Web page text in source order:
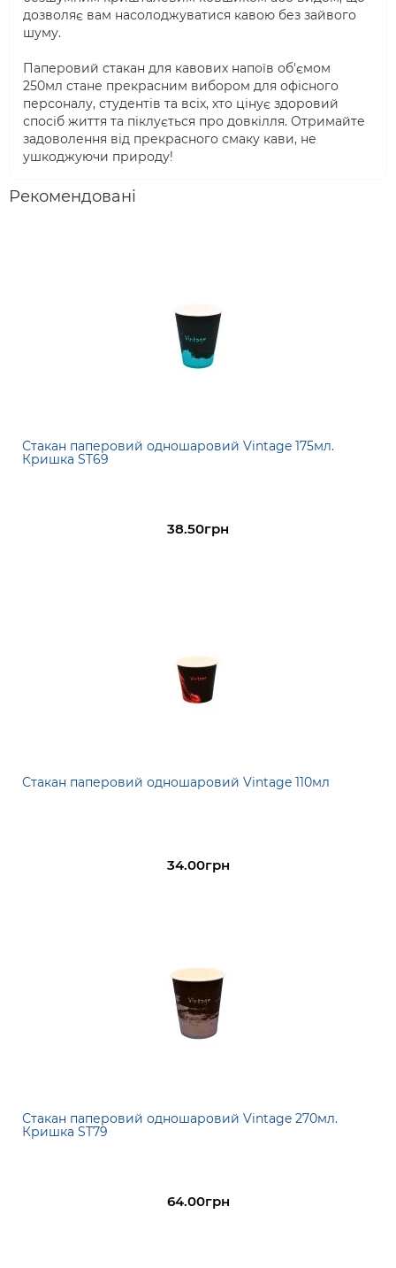
дозволяє вам насолоджуватися кавою без зайвого
шуму.
Паперовий стакан для кавових напоїв об'ємом
250мл стане прекрасним вибором для офісного
персоналу, студентів та всіх, хто цінує здоровий
спосіб життя та піклується про довкілля. Отримайте
задоволення від прекрасного смаку кави, не
ушкоджуючи природу!
Рекомендовані
Стакан паперовий одношаровий Vintage 175мл.
Кришка ST69
38.50грн
Стакан паперовий одношаровий Vintage 110мл
34.00грн
Стакан паперовий одношаровий Vintage 270мл.
Кришка ST79
64.00грн